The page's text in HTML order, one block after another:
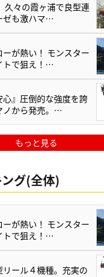
久々の霞ヶ浦で良型連
ゼも激ハマ…
ーが熱い！ モンスター
トで狙え！…
心』圧倒的な強度を誇
ノから発売。…
もっと見る
グ(全体)
ーが熱い！ モンスター
トで狙え！…
ール４機種。充実の